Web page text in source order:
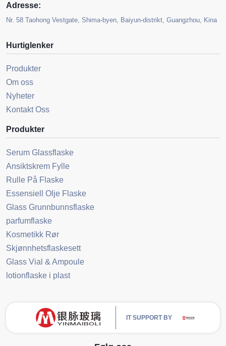
Adresse:
Nr. 58 Taohong Vestgate, Shima-byen, Baiyun-distrikt, Guangzhou, Kina
Hurtiglenker
Produkter
Om oss
Nyheter
Kontakt Oss
Produkter
Serum Glassflaske
Ansiktskrem Fylle
Rulle På Flaske
Essensiell Olje Flaske
Glass Grunnbunnsflaske
parfumflaske
Kosmetikk Rør
Skjønnhetsflaskesett
Glass Vial & Ampoule
lotionflaske i plast
IT SUPPORT BY